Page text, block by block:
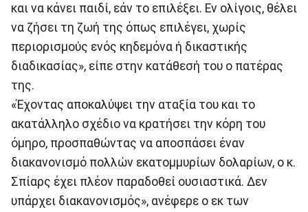
και να κάνει παιδί, εάν το επιλέξει. Εν ολίγοις, θέλει
να ζήσει τη ζωή της όπως επιλέγει, χωρίς
περιορισμούς ενός κηδεμόνα ή δικαστικής
διαδικασίας», είπε στην κατάθεσή του ο πατέρας
της.
«Έχοντας αποκαλύψει την αταξία του και το
ακατάλληλο σχέδιο να κρατήσει την κόρη του
όμηρο, προσπαθώντας να αποσπάσει έναν
διακανονισμό πολλών εκατομμυρίων δολαρίων, ο κ.
Σπίαρς έχει πλέον παραδοθεί ουσιαστικά. Δεν
υπάρχει διακανονισμός», ανέφερε ο εκ των